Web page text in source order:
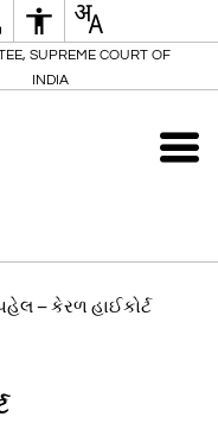
SUPREME COURT OF
INDIA
– કેરળ હાઈકોર્ટ